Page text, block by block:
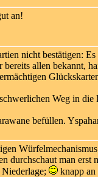
an!
nicht bestätigen:
allen bekannt,
Weg in die
befüllen.
durchschaut man erst
knapp